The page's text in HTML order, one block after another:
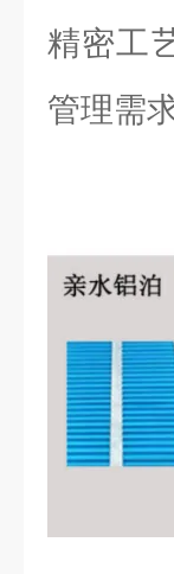
精密工
管理需求